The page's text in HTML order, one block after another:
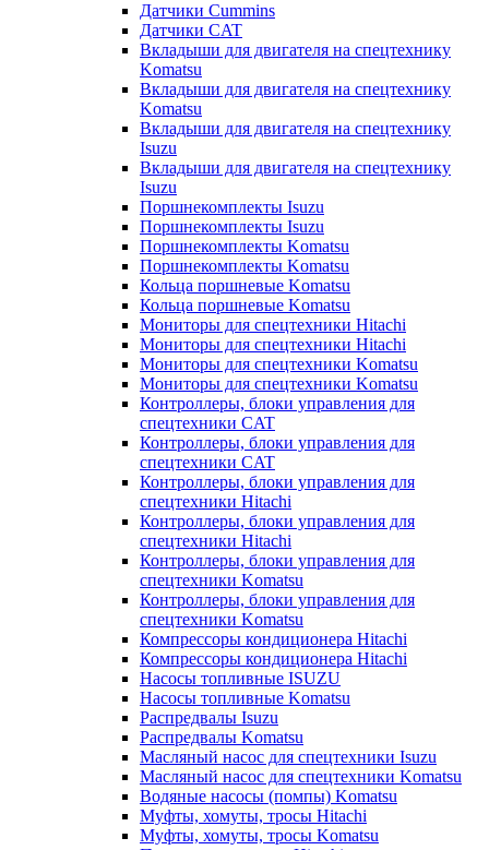
Датчики Cummins
Датчики CAT
Вкладыши для двигателя на спецтехнику
Komatsu
Вкладыши для двигателя на спецтехнику
Komatsu
Вкладыши для двигателя на спецтехнику
Isuzu
Вкладыши для двигателя на спецтехнику
Isuzu
Поршнекомплекты Isuzu
Поршнекомплекты Isuzu
Поршнекомплекты Komatsu
Поршнекомплекты Komatsu
Кольца поршневые Komatsu
Кольца поршневые Komatsu
Мониторы для спецтехники Hitachi
Мониторы для спецтехники Hitachi
Мониторы для спецтехники Komatsu
Мониторы для спецтехники Komatsu
Контроллеры, блоки управления для
спецтехники CAT
Контроллеры, блоки управления для
спецтехники CAT
Контроллеры, блоки управления для
спецтехники Hitachi
Контроллеры, блоки управления для
спецтехники Hitachi
Контроллеры, блоки управления для
спецтехники Komatsu
Контроллеры, блоки управления для
спецтехники Komatsu
Компрессоры кондиционера Hitachi
Компрессоры кондиционера Hitachi
Насосы топливные ISUZU
Насосы топливные Komatsu
Распредвалы Isuzu
Распредвалы Komatsu
Масляный насос для спецтехники Isuzu
Масляный насос для спецтехники Komatsu
Водяные насосы (помпы) Komatsu
Муфты, хомуты, тросы Hitachi
Муфты, хомуты, тросы Komatsu